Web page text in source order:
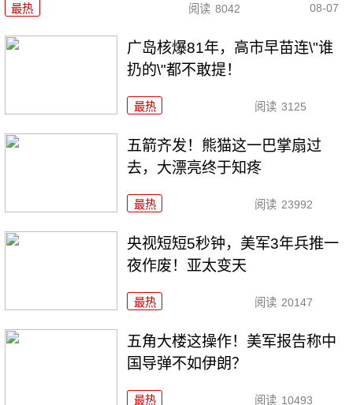
最热 阅读 8042 08-07
广岛核爆81年，高市早苗连\"谁
扔的\"都不敢提！
最热 阅读 3125
五箭齐发！熊猫这一巴掌扇过
去，大漂亮终于知疼
最热 阅读 23992
央视短短5秒钟，美军3年兵推一
夜作废！亚太变天
最热 阅读 20147
五角大楼这操作！美军报告称中
国导弹不如伊朗？
最热 阅读 10493